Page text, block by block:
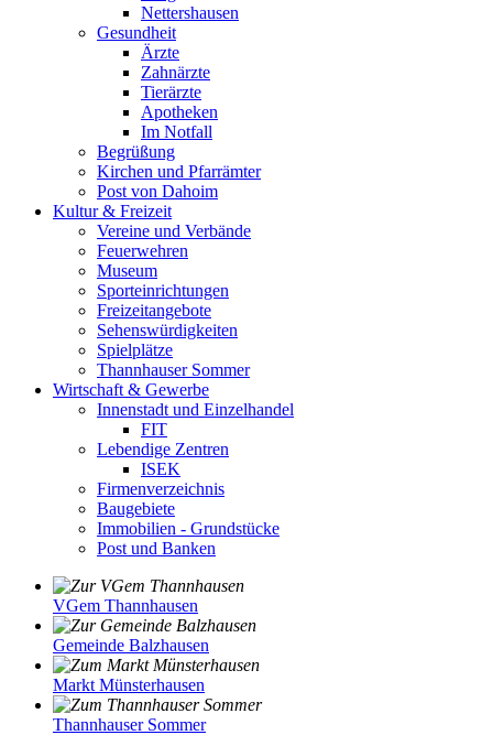
Nettershausen
Gesundheit
Ärzte
Zahnärzte
Tierärzte
Apotheken
Im Notfall
Begrüßung
Kirchen und Pfarrämter
Post von Dahoim
Kultur & Freizeit
Vereine und Verbände
Feuerwehren
Museum
Sporteinrichtungen
Freizeitangebote
Sehenswürdigkeiten
Spielplätze
Thannhauser Sommer
Wirtschaft & Gewerbe
Innenstadt und Einzelhandel
FIT
Lebendige Zentren
ISEK
Firmenverzeichnis
Baugebiete
Immobilien - Grundstücke
Post und Banken
VGem Thannhausen
Gemeinde Balzhausen
Markt Münsterhausen
Thannhauser Sommer